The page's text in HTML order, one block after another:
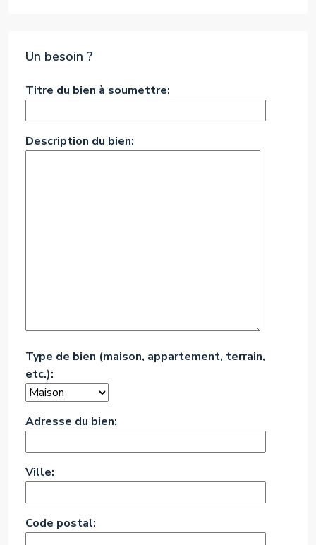
Un besoin ?
Titre du bien à soumettre:
Description du bien:
Type de bien (maison, appartement, terrain,
etc.):
Adresse du bien:
Ville:
Code postal: